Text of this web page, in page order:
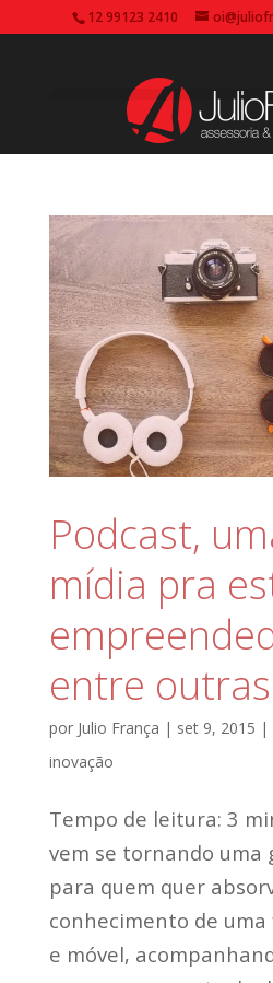
12 99123 2410
Podcast,
mídia pra
entre
por Julio França | set 9, 2015 |
inovação
Tempo de leitura: 3
vem se tornando uma
para quem quer
conhecimento de
e móvel,